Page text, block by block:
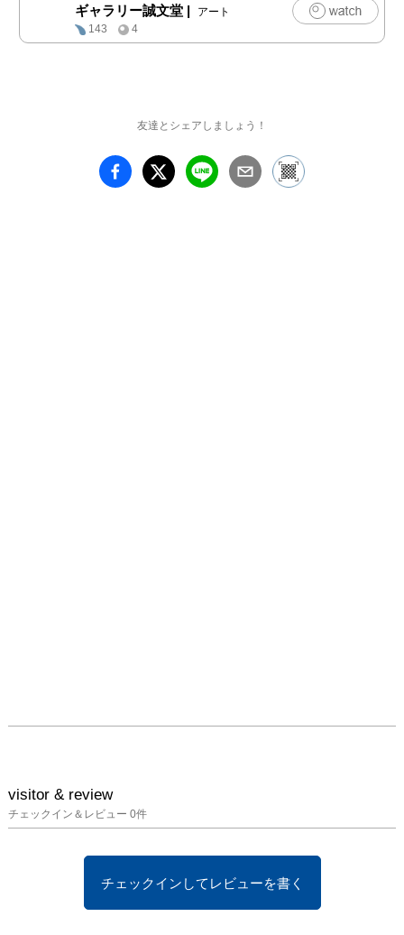
ギャラリー誠文堂 |
アート
143
4
友達とシェアしましょう！
visitor & review
チェックイン＆レビュー 0件
チェックインしてレビューを書く